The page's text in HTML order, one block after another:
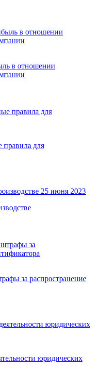
в отношении
для
25 июня 2023
за распространение
юридических